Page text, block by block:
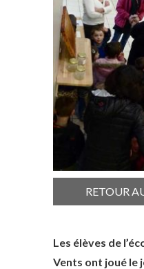
RETOUR
Les élèves de
Vents ont joué le